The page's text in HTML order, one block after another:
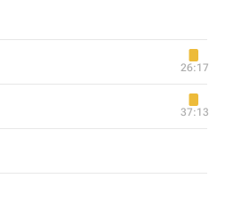
26:17
37:13